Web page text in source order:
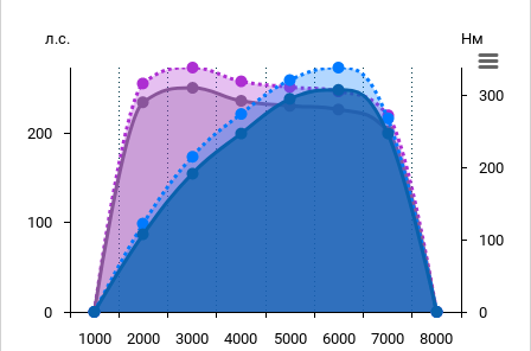
л.с. Нм
1000 2000 3000 4000 5000 6000 7000 8000
0
100
200
0
100
200
300